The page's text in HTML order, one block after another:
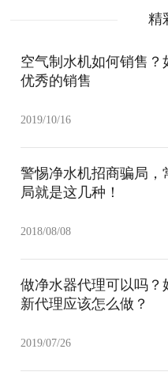
精
空气制水机如何销售？
优秀的销售
2019/10/16
警惕净水机招商骗局，
局就是这几种！
2018/08/08
做净水器代理可以吗？
新代理应该怎么做？
2019/07/26